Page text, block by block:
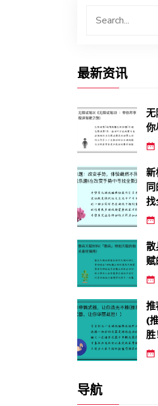
最新资讯
无
你
新
找
散
推
(
胜
导航